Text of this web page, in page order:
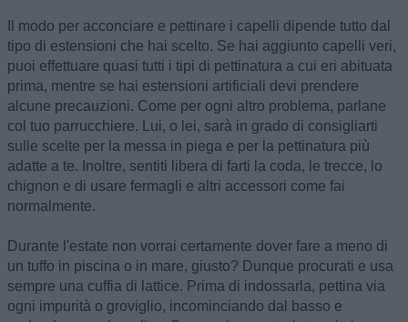
Il modo per acconciare e pettinare i capelli dipende tutto dal
tipo di estensioni che hai scelto. Se hai aggiunto capelli veri,
puoi effettuare quasi tutti i tipi di pettinatura a cui eri abituata
prima, mentre se hai estensioni artificiali devi prendere
alcune precauzioni. Come per ogni altro problema, parlane
col tuo parrucchiere. Lui, o lei, sarà in grado di consigliarti
sulle scelte per la messa in piega e per la pettinatura più
adatte a te. Inoltre, sentiti libera di farti la coda, le trecce, lo
chignon e di usare fermagli e altri accessori come fai
normalmente.
Durante l'estate non vorrai certamente dover fare a meno di
un tuffo in piscina o in mare, giusto? Dunque procurati e usa
sempre una cuffia di lattice. Prima di indossarla, pettina via
ogni impurità o groviglio, incominciando dal basso e